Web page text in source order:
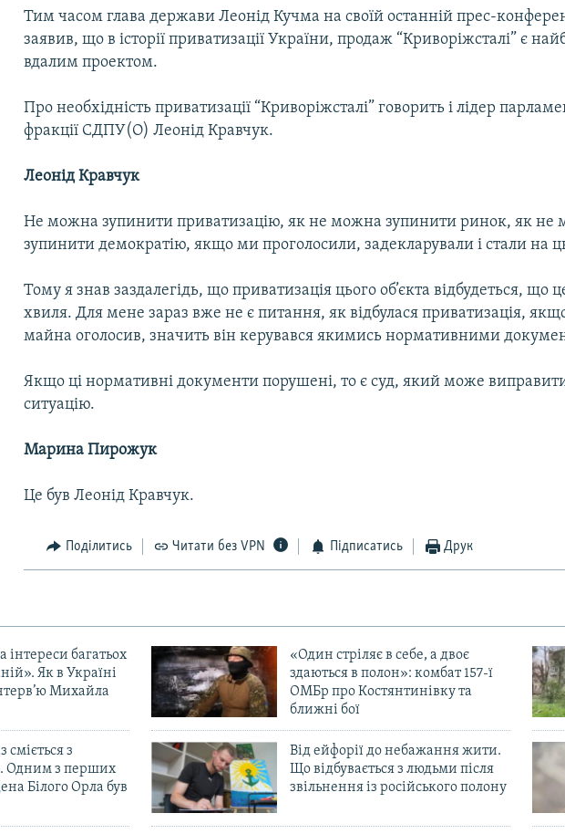
Тим часом глава держави Леонід Кучма на своїй останній прес-
заявив, що в історії приватизації України, продаж “Криворіжсталі” є
вдалим проектом.
Про необхідність приватизації “Криворіжсталі” говорить і лідер
фракції СДПУ(О) Леонід Кравчук.
Леонід Кравчук
Не можна зупинити приватизацію, як не можна зупинити ринок, як не
зупинити демократію, якщо ми проголосили, задекларували і стали на
Тому я знав заздалегідь, що приватизація цього об’єкта відбудеться, що
хвиля. Для мене зараз вже не є питання, як відбулася приватизація,
майна оголосив, значить він керувався якимись нормативними
Якщо ці нормативні документи порушені, то є суд, який може
ситуацію.
Марина Пирожук
Це був Леонід Кравчук.
Поділитись Читати без VPN Підписатись Друк
інтереси багатьох
Як в Україні
Михайла
«Один стріляє в себе, а двоє
здаються в полон»: комбат 157-ї
ОМБр про Костянтинівку та
ближні бої
сміється з
Одним з перших
Білого Орла був
Від ейфорії до небажання жити.
Що відбувається з людьми після
звільнення із російського полону